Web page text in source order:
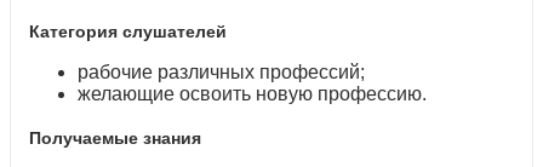
Категория слушателей
рабочие различных профессий;
желающие освоить новую профессию.
Получаемые знания